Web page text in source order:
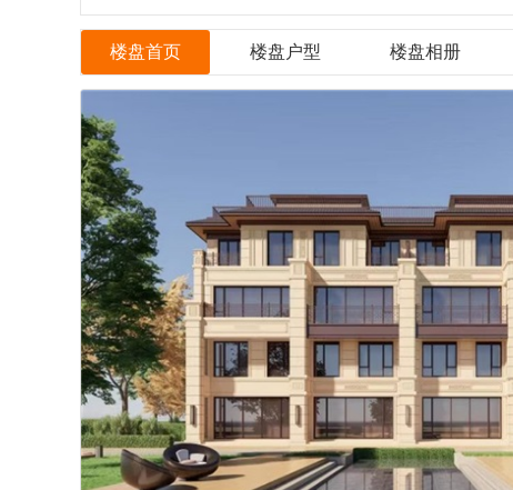
楼盘首页 楼盘户型 楼盘相册